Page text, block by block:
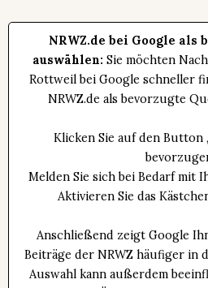
NRWZ.de bei Google als
auswählen: Sie möchten
Rottweil bei Google schneller
NRWZ.de als bevorzugte
Klicken Sie auf den Button
Melden Sie sich bei Bedarf mit
Aktivieren Sie das
Anschließend zeigt Google
Beiträge der NRWZ häufiger in
Auswahl kann außerdem